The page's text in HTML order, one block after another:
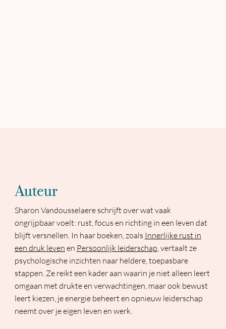
Auteur
Sharon Vandousselaere schrijft over wat vaak
ongrijpbaar voelt: rust, focus en richting in een leven dat
blijft versnellen. In haar boeken, zoals Innerlijke rust in
een druk leven en Persoonlijk leiderschap, vertaalt ze
psychologische inzichten naar heldere, toepasbare
stappen. Ze reikt een kader aan waarin je niet alleen leert
omgaan met drukte en verwachtingen, maar ook bewust
leert kiezen, je energie beheert en opnieuw leiderschap
neemt over je eigen leven en werk.